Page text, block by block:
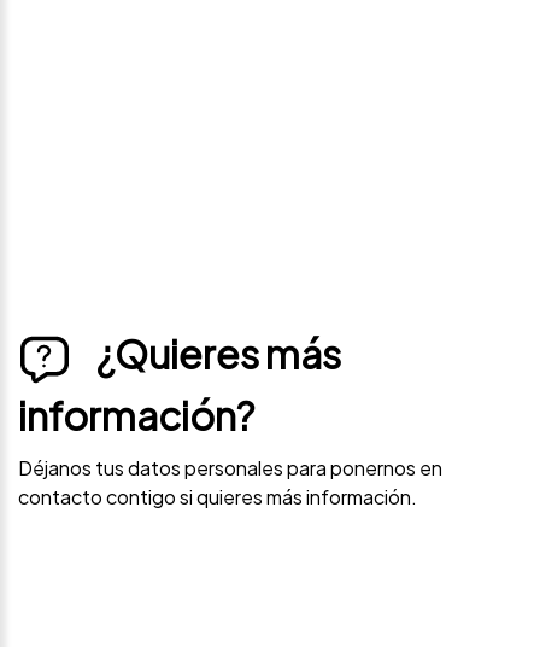
¿Quieres más
información?
Déjanos tus datos personales para ponernos en
contacto contigo si quieres más información.